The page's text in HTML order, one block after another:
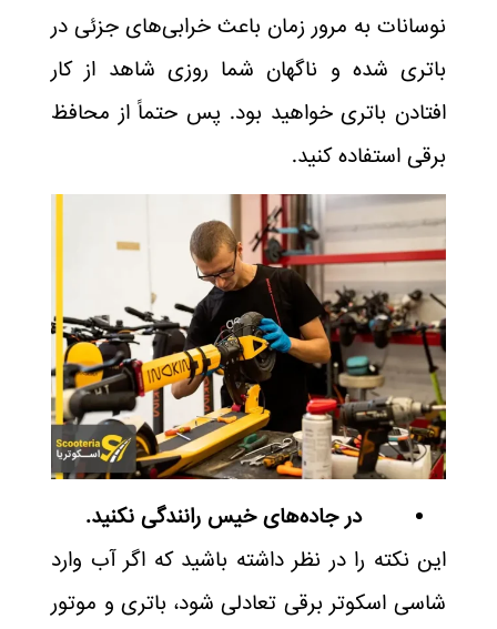
نوسانات به مرور زمان باعث خرابی‌های جزئی در
باتری شده و ناگهان شما روزی شاهد از کار
افتادن باتری خواهید بود. پس حتماً از محافظ
برقی استفاده کنید.
در جاده‌های خیس رانندگی نکنید.
این نکته را در نظر داشته باشید که اگر آب وارد
شاسی اسکوتر برقی تعادلی شود، باتری و موتور